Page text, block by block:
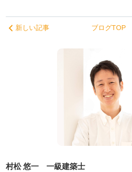
新しい記事 ブログTOP
村松 悠一 一級建築士